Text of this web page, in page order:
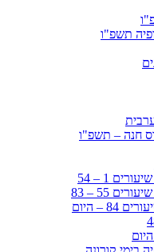
תשפ"ו
חנה – תשפ"ו
1 – 54
55 – 83
– היום